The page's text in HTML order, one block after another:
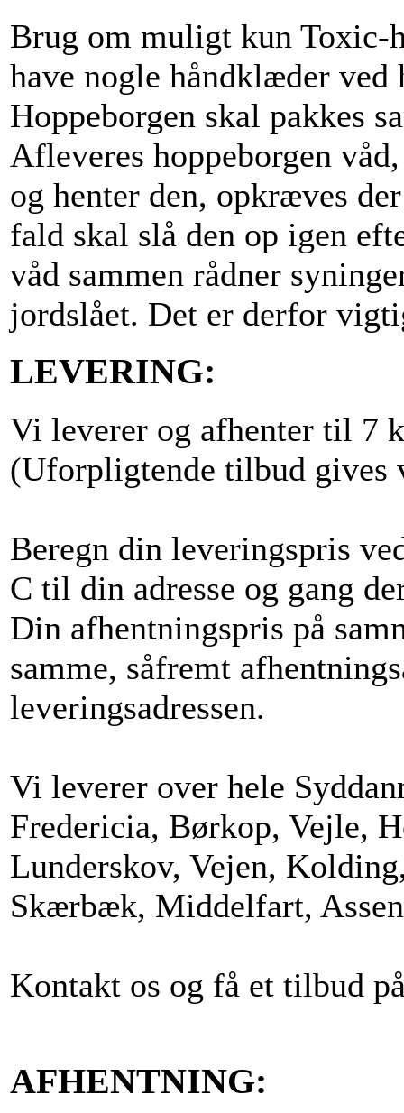
Brug om muligt kun Toxic-
have nogle håndklæder
Hoppeborgen skal pakkes
Afleveres hoppeborgen
og henter den, opkræves
fald skal slå den op igen
våd sammen rådner
jordslået. Det er derfor
LEVERING:
Vi leverer og afhenter til 7
(Uforpligtende tilbud gives
Beregn din leveringspris
C til din adresse og gang
Din afhentningspris på
samme, såfremt
leveringsadressen.
Vi leverer over hele
Fredericia, Børkop, Vejle,
Lunderskov, Vejen,
Skærbæk, Middelfart,
Kontakt os og få et tilbud
AFHENTNING: